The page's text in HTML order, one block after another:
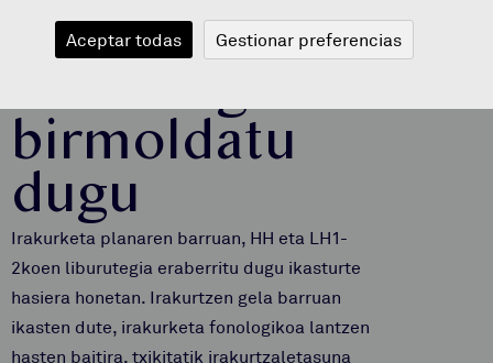
Txikienen
liburutegia
birmoldatu
dugu
Irakurketa planaren barruan, HH eta LH1-
2koen liburutegia eraberritu dugu ikasturte
hasiera honetan. Irakurtzen gela barruan
ikasten dute, irakurketa fonologikoa lantzen
hasten baitira, txikitatik irakurtzaletasuna
Aceptar todas Gestionar preferencias